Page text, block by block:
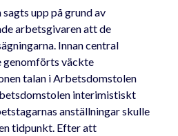
upp på grund av
arbetsgivaren att de
Innan central
genomförts väckte
talan i Arbetsdomstolen
interimistiskt
anställningar skulle
tidpunkt. Efter att